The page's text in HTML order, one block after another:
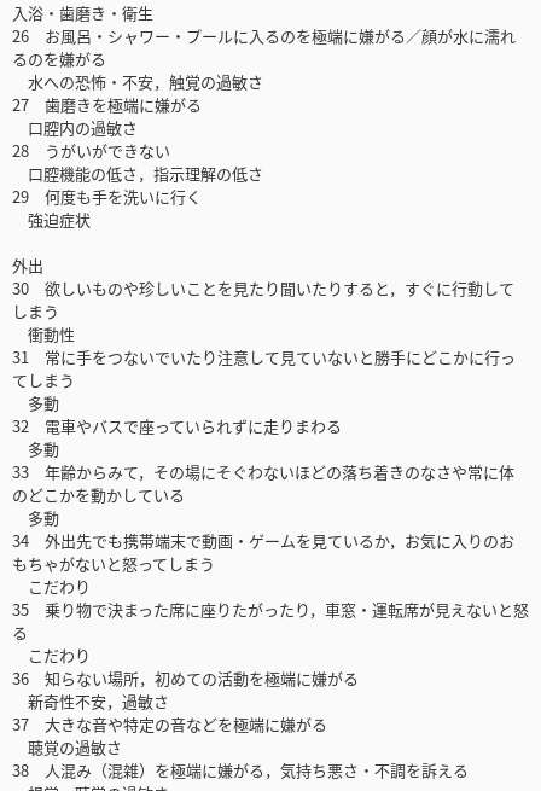
入浴・歯磨き・衛生
26 お風呂・シャワー・プールに入るのを極端に嫌がる／顔が水に濡れ
るのを嫌がる
水への恐怖・不安，触覚の過敏さ
27 歯磨きを極端に嫌がる
口腔内の過敏さ
28 うがいができない
口腔機能の低さ，指示理解の低さ
29 何度も手を洗いに行く
強迫症状
外出
30 欲しいものや珍しいことを見たり聞いたりすると，すぐに行動して
しまう
衝動性
31 常に手をつないでいたり注意して見ていないと勝手にどこかに行っ
てしまう
多動
32 電車やバスで座っていられずに走りまわる
多動
33 年齢からみて，その場にそぐわないほどの落ち着きのなさや常に体
のどこかを動かしている
多動
34 外出先でも携帯端末で動画・ゲームを見ているか，お気に入りのお
もちゃがないと怒ってしまう
こだわり
35 乗り物で決まった席に座りたがったり，車窓・運転席が見えないと怒
る
こだわり
36 知らない場所，初めての活動を極端に嫌がる
新奇性不安，過敏さ
37 大きな音や特定の音などを極端に嫌がる
聴覚の過敏さ
38 人混み（混雑）を極端に嫌がる，気持ち悪さ・不調を訴える